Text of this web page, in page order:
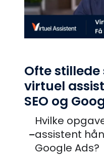
Ofte
virtuel
SEO og
Hvilke
assistent
Google Ads?